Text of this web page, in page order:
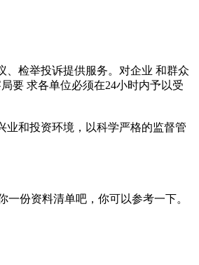
、检举投诉提供服务。对企业 和群众
要 求各单位必须在24小时内予以受
业和投资环境，以科学严格的监督管
份资料清单吧，你可以参考一下。